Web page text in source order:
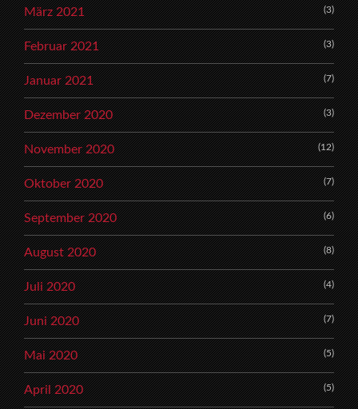
März 2021 (3)
Februar 2021 (3)
Januar 2021 (7)
Dezember 2020 (3)
November 2020 (12)
Oktober 2020 (7)
September 2020 (6)
August 2020 (8)
Juli 2020 (4)
Juni 2020 (7)
Mai 2020 (5)
April 2020 (5)